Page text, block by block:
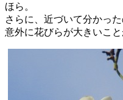
ほら。
さらに、近づいて分かった
意外に花びらが大きいこと